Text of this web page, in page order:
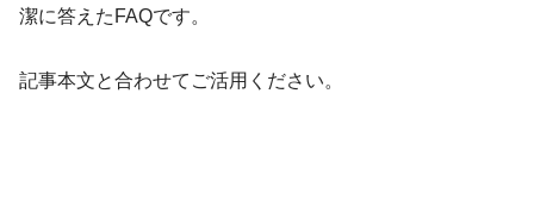
潔に答えたFAQです。
記事本文と合わせてご活用ください。